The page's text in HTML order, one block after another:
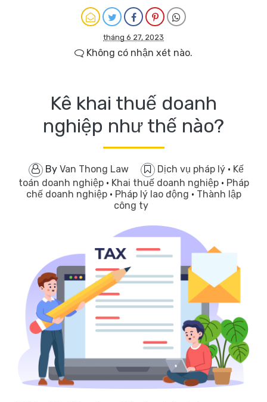
tháng 6 27, 2023
Không có nhận xét nào.
Kê khai thuế doanh
nghiệp như thế nào?
By Van Thong Law Dịch vụ pháp lý · Kế
toán doanh nghiệp · Khai thuế doanh nghiệp · Pháp
chế doanh nghiệp · Pháp lý lao động · Thành lập
công ty